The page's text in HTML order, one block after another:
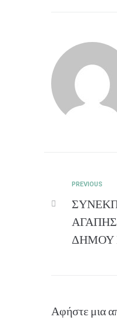
PREVIOUS
ΔΗΜΟΥ
Αφήστε μια